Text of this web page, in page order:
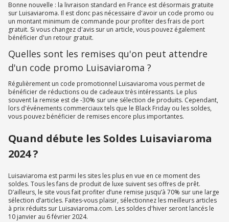
Bonne nouvelle : la livraison standard en France est désormais gratuite
sur Luisaviaroma. Il est donc pas nécessaire d'avoir un code promo ou
un montant minimum de commande pour profiter des frais de port
gratuit. Si vous changez d'avis sur un article, vous pouvez également
bénéficier d'un retour gratuit.
Quelles sont les remises qu'on peut attendre
d'un code promo Luisaviaroma ?
Régulièrement un code promotionnel Luisaviaroma vous permet de
bénéficier de réductions ou de cadeaux très intéressants. Le plus
souvent la remise est de -30% sur une sélection de produits. Cependant,
lors d'événements commerciaux tels que le Black Friday ou les soldes,
vous pouvez bénéficier de remises encore plus importantes.
Quand débute les Soldes Luisaviaroma
2024 ?
Luisaviaroma est parmi les sites les plus en vue en ce moment des
soldes. Tous les fans de produit de luxe suivent ses offres de prêt.
D’ailleurs, le site vous fait profiter d’une remise jusqu’à 70% sur une large
sélection d’articles. Faites-vous plaisir, sélectionnez les meilleurs articles
à prix réduits sur Luisaviaroma.com. Les soldes d'hiver seront lancés le
10 janvier au 6 février 2024.